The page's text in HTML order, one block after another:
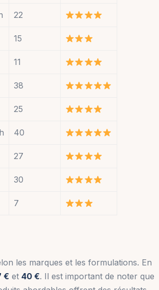
22
15
11
38
25
40
27
30
7
les marques et les formulations. En
€ et 40 €. Il est important de noter que